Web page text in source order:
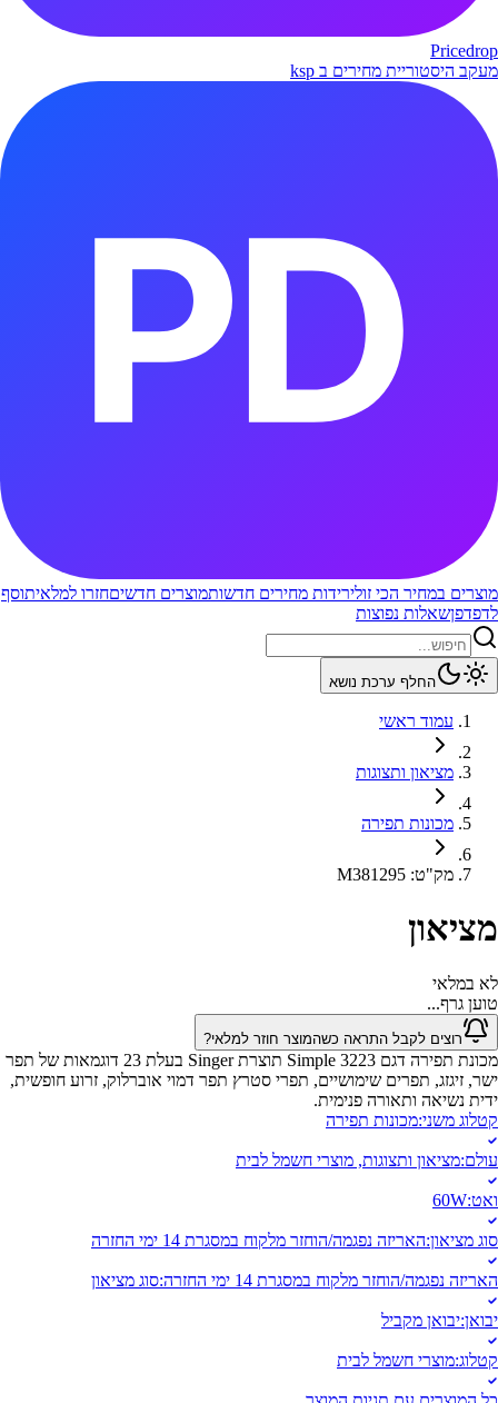
Pricedrop
מעקב היסטוריית מחירים ב ksp
מוצרים במחיר הכי זולירידות מחירים חדשותמוצרים חדשיםחזרו למלאיתוסף
לדפדפןשאלות נפוצות
החלף ערכת נושא
עמוד ראשי
מציאון ותצוגות
מכונות תפירה
מק"ט:
M381295
מציאון
לא במלאי
טוען גרף...
רוצים לקבל התראה כשהמוצר חוזר למלאי?
מכונת תפירה דגם Simple 3223 תוצרת Singer בעלת 23 דוגמאות של תפר
ישר, זיגזג, תפרים שימושיים, תפרי סטרץ תפר דמוי אוברלוק, זרוע חופשית,
ידית נשיאה ותאורה פנימית.
קטלוג משני:מכונות תפירה
עולם:מציאון ותצוגות, מוצרי חשמל לבית
ואט:
60W
סוג מציאון:האריזה נפגמה/הוחזר מלקוח במסגרת 14 ימי החזרה
האריזה נפגמה/הוחזר מלקוח במסגרת 14 ימי החזרה :סוג מציאון
יבואן:יבואן מקביל
קטלוג:מוצרי חשמל לבית